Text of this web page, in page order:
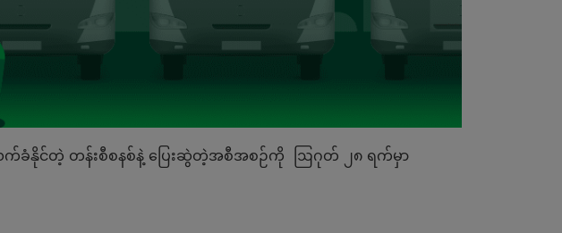
းလက်ခံနိုင်တဲ့ တန်းစီစနစ်နဲ့ ပြေးဆွဲတဲ့အစီအစဉ်ကို ဩဂုတ် ၂၈ ရက်မှာ